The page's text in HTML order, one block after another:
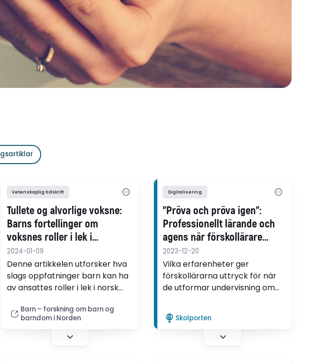
Vetenskaplig tidskrift
Tullete og alvorlige voksne:
Barns fortellinger om
voksnes roller i lek i
barnehage og skole
2024-01-09
Denne artikkelen utforsker hva
slags oppfatninger barn kan ha
av ansattes roller i lek i norsk
disse oppfatningene kan
komme til uttrykk. Med
utgangspunkt i gruppeintervjuer
Barn – forskning om barn og
barndom i Norden
Digitalisering
"Pröva och pröva igen":
Professionellt lärande och
agens när förskollärare
utforskar digitalisering och
lek i undervisningen
2023-12-20
Vilka erfarenheter ger
förskollärarna uttryck för när
de utformar undervisning om
till utbildningsuppdraget? Det
är en av frågorna som Monica
Grape undersöker i sin
Skolporten